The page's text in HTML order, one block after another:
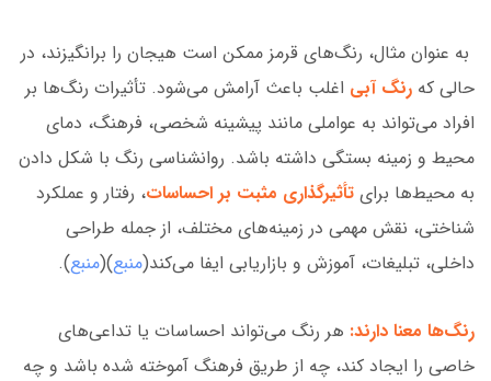
به عنوان مثال، رنگ‌های قرمز ممکن است هیجان را برانگیزند، در
حالی که رنگ آبی اغلب باعث آرامش می‌شود. تأثیرات رنگ‌ها بر
افراد می‌تواند به عواملی مانند پیشینه شخصی، فرهنگ، دمای
محیط و زمینه بستگی داشته باشد. روانشناسی رنگ با شکل دادن
به محیط‌ها برای تأثیرگذاری مثبت بر احساسات، رفتار و عملکرد
شناختی، نقش مهمی در زمینه‌های مختلف، از جمله طراحی
داخلی، تبلیغات، آموزش و بازاریابی ایفا می‌کند(منبع)(منبع).
رنگ‌ها معنا دارند: هر رنگ می‌تواند احساسات یا تداعی‌های
خاصی را ایجاد کند، چه از طریق فرهنگ آموخته شده باشد و چه